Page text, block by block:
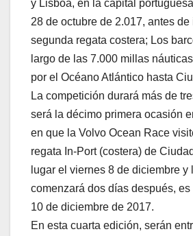
y Lisboa, en la capital
28 de octubre de 2.017, antes de
segunda regata costera; Los
largo de las 7.000 millas
por el Océano Atlántico hasta
La competición durará más de
será la décimo primera ocasión
en que la Volvo Ocean Race
regata In-Port (costera) de
lugar el viernes 8 de diciembre y
comenzará dos días después,
10 de diciembre de 2017.
En esta cuarta edición, serán